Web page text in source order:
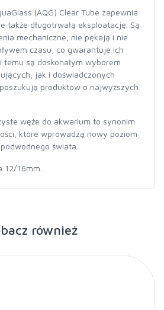
(AQG) Clear Tube zapewnia
także długotrwałą eksploatację. Są
mechaniczne, nie pękają i nie
czasu, co gwarantuje ich
temu są doskonałym wyborem
jak i doświadczonych
produktów o najwyższych
węże do akwarium to synonim
które wprowadzą nowy poziom
świata.
12/16mm.
również